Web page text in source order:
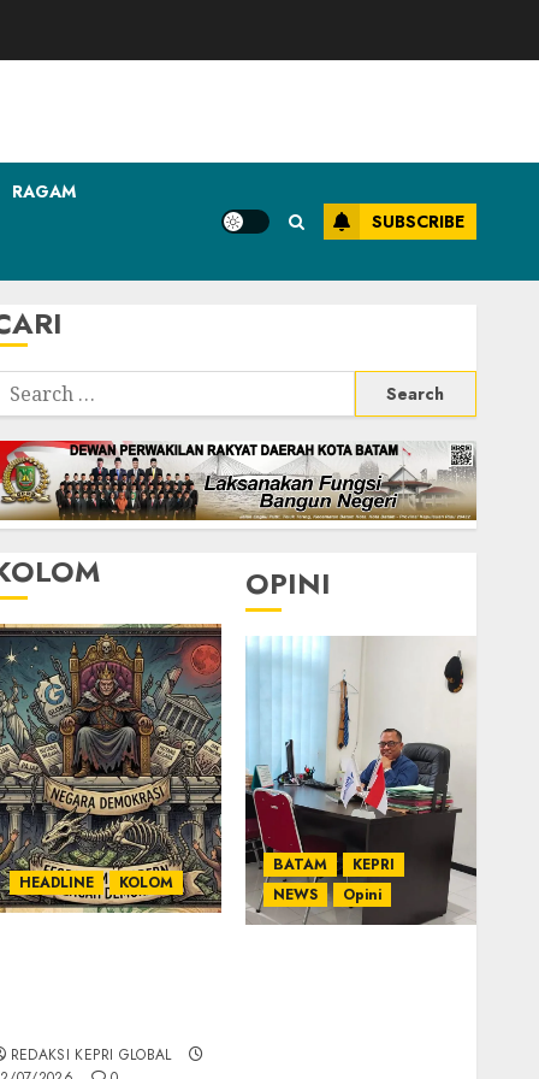
RAGAM
SUBSCRIBE
Search
HEADLINE KOLOM
REDAKSI KEPRI GLOBAL
OPINI
BATAM
KEPRI
NEWS
Opini